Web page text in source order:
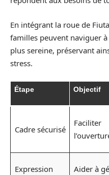
En intégrant la roue de
familles peuvent naviguer
plus sereine, préservant
stress.
Étape Objectif
Cadre sécurisé
Faciliter
Expression
Aider à